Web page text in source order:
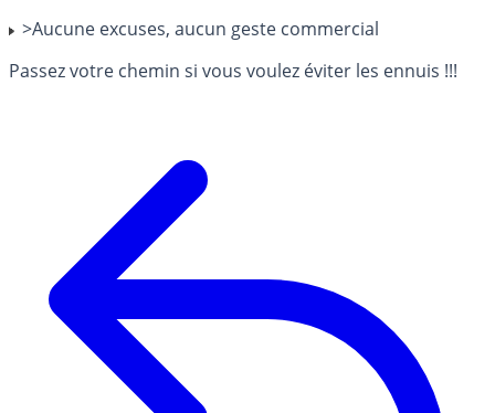
>Aucune excuses, aucun geste commercial
Passez votre chemin si vous voulez éviter les ennuis !!!